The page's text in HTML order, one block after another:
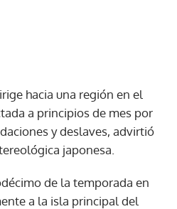
hacia una región en el
a principios de mes por
y deslaves, advirtió
japonesa.
de la temporada en
a la isla principal del